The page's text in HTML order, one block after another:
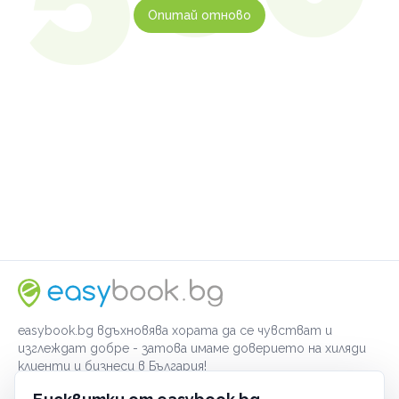
Опитай отново
easybook.bg вдъхновява хората да се чувстват и
изглеждат добре - затова имаме доверието на хиляди
клиенти и бизнеси в България!